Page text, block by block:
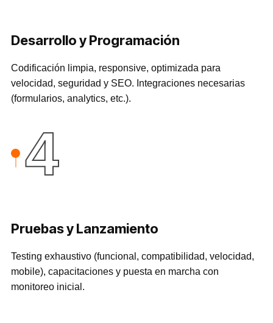
Desarrollo y Programación
Codificación limpia, responsive, optimizada para
velocidad, seguridad y SEO. Integraciones necesarias
(formularios, analytics, etc.).
4
Pruebas y Lanzamiento
Testing exhaustivo (funcional, compatibilidad, velocidad,
mobile), capacitaciones y puesta en marcha con
monitoreo inicial.